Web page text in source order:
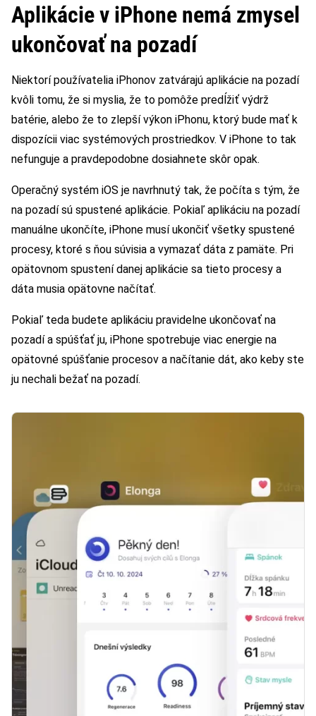
Aplikácie v iPhone nemá zmysel
ukončovať na pozadí
Niektorí používatelia iPhonov zatvárajú aplikácie na pozadí
kvôli tomu, že si myslia, že to pomôže predĺžiť výdrž
batérie, alebo že to zlepší výkon iPhonu, ktorý bude mať k
dispozícii viac systémových prostriedkov. V iPhone to tak
nefunguje a pravdepodobne dosiahnete skôr opak.
Operačný systém iOS je navrhnutý tak, že počíta s tým, že
na pozadí sú spustené aplikácie. Pokiaľ aplikáciu na pozadí
manuálne ukončíte, iPhone musí ukončiť všetky spustené
procesy, ktoré s ňou súvisia a vymazať dáta z pamäte. Pri
opätovnom spustení danej aplikácie sa tieto procesy a
dáta musia opätovne načítať.
Pokiaľ teda budete aplikáciu pravidelne ukončovať na
pozadí a spúšťať ju, iPhone spotrebuje viac energie na
opätovné spúšťanie procesov a načítanie dát, ako keby ste
ju nechali bežať na pozadí.